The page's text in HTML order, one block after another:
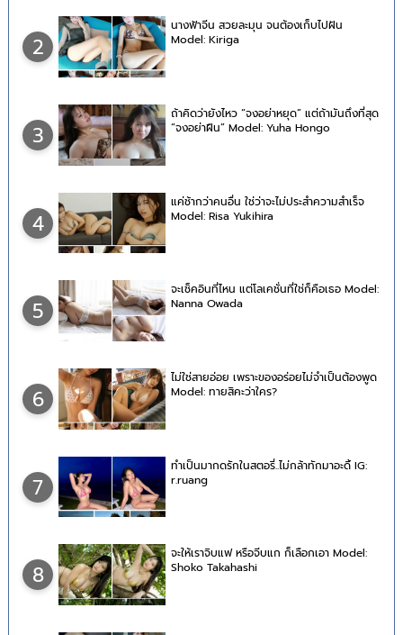
2
นางฟ้าจีน สวยละมุน จนต้องเก็บไปฝัน
Model: Kiriga
3
ถ้าคิดว่ายังไหว “จงอย่าหยุด” แต่ถ้ามันถึงที่สุด
“จงอย่าฝืน” Model: Yuha Hongo
4
แค่ช้ากว่าคนอื่น ใช่ว่าจะไม่ประสำความสำเร็จ
Model: Risa Yukihira
5
จะเช็คอินที่ไหน แต่โลเคชั่นที่ใช่ก็คือเธอ Model:
Nanna Owada
6
ไม่ใช่สายอ่อย เพราะของอร่อยไม่จำเป็นต้องพูด
Model: ทายสิคะว่าใคร?
7
ทำเป็นมากดรักในสตอรี่..ไม่กล้าทักมาอะดิ้ IG:
r.ruang
8
จะให้เราจิบแฟ หรือจีบแก ก็เลือกเอา Model:
Shoko Takahashi